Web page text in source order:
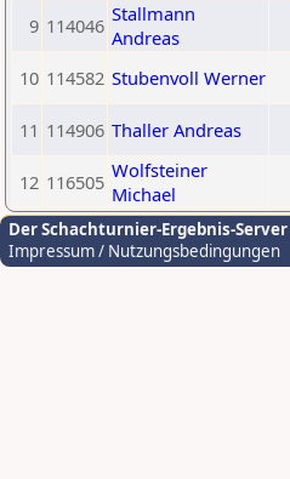
9 114046 Stallmann
Andreas
10 114582 Stubenvoll Werner
11 114906 Thaller Andreas
12 116505 Wolfsteiner
Michael
Der Schachturnier-Ergebnis-Server
Impressum / Nutzungsbedingungen